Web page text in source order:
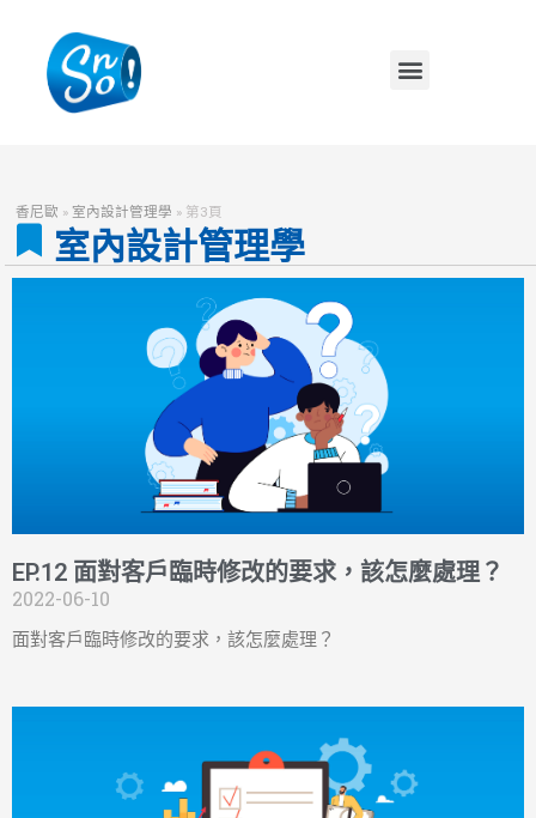
香尼歐 » 室內設計管理學 » 第3頁
室內設計管理學
EP.12 面對客戶臨時修改的要求，該怎麼處理？
2022-06-10
面對客戶臨時修改的要求，該怎麼處理？